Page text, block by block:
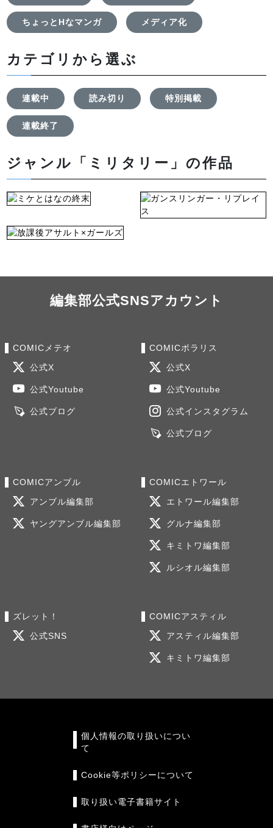
ちょっとHなマンガ メディア化
カテゴリから選ぶ
連載中 読み切り 特別掲載
連載終了
ジャンル「ミリタリー」の作品
編集部公式SNSアカウント
COMICメテオ
公式X
公式Youtube
公式ブログ
COMICポラリス
公式X
公式Youtube
公式インスタグラム
公式ブログ
COMICアンブル
アンブル編集部
ヤングアンブル編集部
COMICエトワール
エトワール編集部
グルナ編集部
キミトワ編集部
ルシオル編集部
ズレット！
公式SNS
COMICアスティル
アスティル編集部
キミトワ編集部
個人情報の取り扱いについ
て
Cookie等ポリシーについて
取り扱い電子書籍サイト